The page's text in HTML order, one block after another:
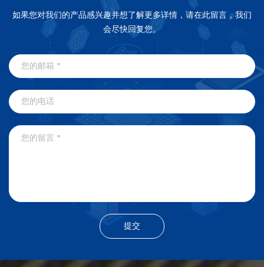
如果您对我们的产品感兴趣并想了解更多详情，请在此留言，我们
会尽快回复您。